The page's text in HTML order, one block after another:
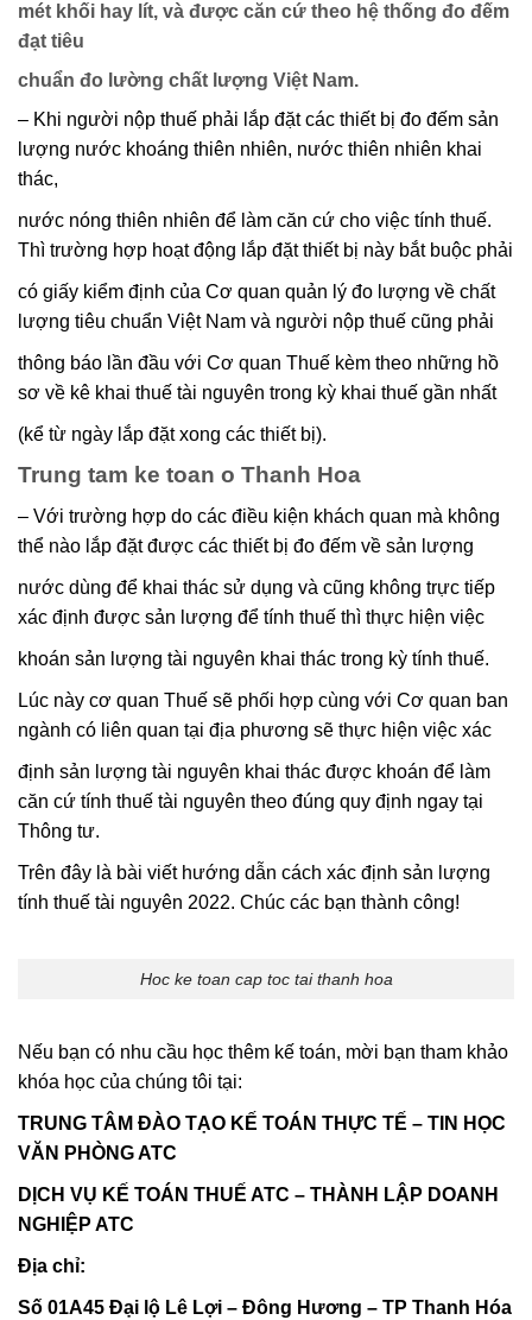
mét khối hay lít, và được căn cứ theo hệ thống đo đếm
đạt tiêu
chuẩn đo lường chất lượng Việt Nam.
– Khi người nộp thuế phải lắp đặt các thiết bị đo đếm sản
lượng nước khoáng thiên nhiên, nước thiên nhiên khai
thác,
nước nóng thiên nhiên để làm căn cứ cho việc tính thuế.
Thì trường hợp hoạt động lắp đặt thiết bị này bắt buộc phải
có giấy kiểm định của Cơ quan quản lý đo lượng về chất
lượng tiêu chuẩn Việt Nam và người nộp thuế cũng phải
thông báo lần đầu với Cơ quan Thuế kèm theo những hồ
sơ về kê khai thuế tài nguyên trong kỳ khai thuế gần nhất
(kể từ ngày lắp đặt xong các thiết bị).
Trung tam ke toan o Thanh Hoa
– Với trường hợp do các điều kiện khách quan mà không
thể nào lắp đặt được các thiết bị đo đếm về sản lượng
nước dùng để khai thác sử dụng và cũng không trực tiếp
xác định được sản lượng để tính thuế thì thực hiện việc
khoán sản lượng tài nguyên khai thác trong kỳ tính thuế.
Lúc này cơ quan Thuế sẽ phối hợp cùng với Cơ quan ban
ngành có liên quan tại địa phương sẽ thực hiện việc xác
định sản lượng tài nguyên khai thác được khoán để làm
căn cứ tính thuế tài nguyên theo đúng quy định ngay tại
Thông tư.
Trên đây là bài viết hướng dẫn cách xác định sản lượng
tính thuế tài nguyên 2022. Chúc các bạn thành công!
Hoc ke toan cap toc tai thanh hoa
Nếu bạn có nhu cầu học thêm kế toán, mời bạn tham khảo
khóa học của chúng tôi tại:
TRUNG TÂM ĐÀO TẠO KẾ TOÁN THỰC TẾ – TIN HỌC
VĂN PHÒNG ATC
DỊCH VỤ KẾ TOÁN THUẾ ATC – THÀNH LẬP DOANH
NGHIỆP ATC
Địa chỉ:
Số 01A45 Đại lộ Lê Lợi – Đông Hương – TP Thanh Hóa